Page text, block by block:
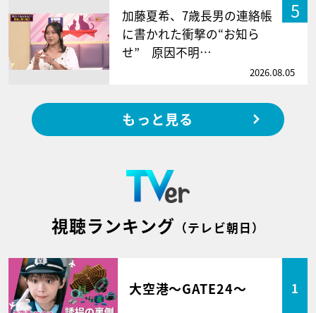
5
加藤夏希、7歳長男の連絡帳
に書かれた衝撃の“お知ら
せ” 原因不明…
2026.08.05
もっと見る
視聴ランキング （テレビ朝日）
大空港～GATE24～ 1